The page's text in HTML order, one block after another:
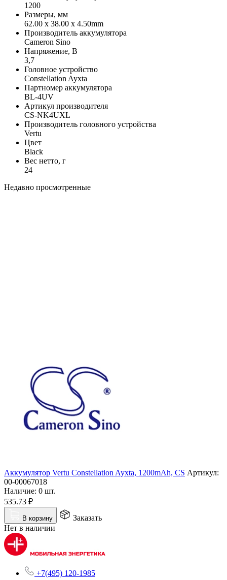
1200
Размеры, мм
62.00 x 38.00 x 4.50mm
Производитель аккумулятора
Cameron Sino
Напряжение, В
3,7
Головное устройство
Constellation Ayxta
Партномер аккумулятора
BL-4UV
Артикул производителя
CS-NK4UXL
Производитель головного устройства
Vertu
Цвет
Black
Вес нетто, г
24
Недавно просмотренные
Аккумулятор Vertu Constellation Ayxta, 1200mAh, CS Артикул:
00-00067018
Наличие: 0 шт.
535.73 ₽
В корзину
Заказать
Нет в наличии
+7(495) 120-1985